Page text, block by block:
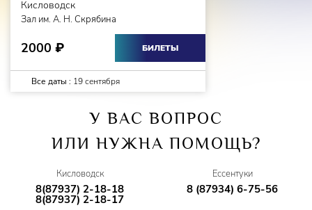
Кисловодск
Зал им. А. Н. Скрябина
2000 ₽ БИЛЕТЫ
Все даты : 19 сентября
У ВАС ВОПРОС
ИЛИ НУЖНА ПОМОЩЬ?
Кисловодск
8(87937) 2-18-18
8(87937) 2-18-17
Ессентуки
8 (87934) 6-75-56